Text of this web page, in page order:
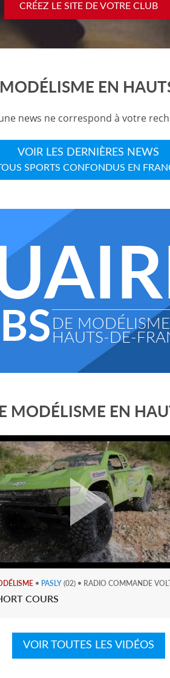
CRÉEZ LE SITE DE VOTRE CLUB
EN
news ne correspond à votre
VOIR LES DERNIÈRES NEWS
SPORTS CONFONDUS EN
DE
HAUTS-DE-
MODÉLISME EN
• PASLY (02) • RADIO COMMANDE
COURS
VOIR TOUTES LES VIDÉOS